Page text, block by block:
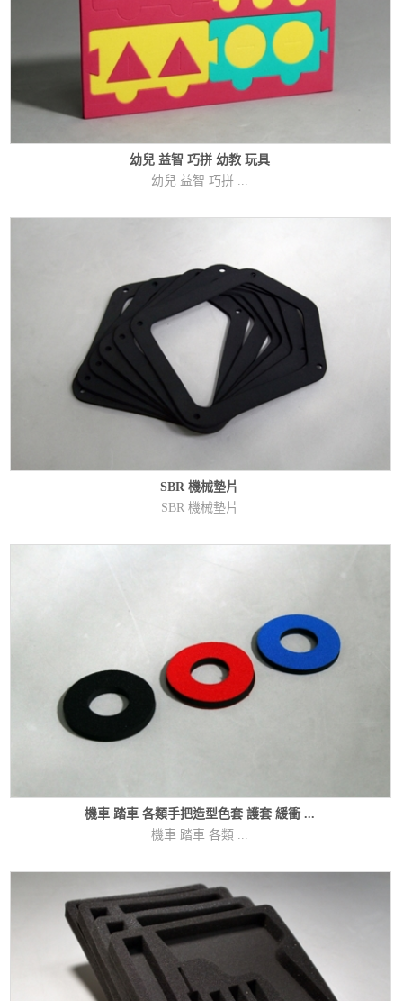
幼兒 益智 巧拼 幼教 玩具
幼兒 益智 巧拼 ...
SBR 機械墊片
SBR 機械墊片
機車 踏車 各類手把造型色套 護套 緩衝 ...
機車 踏車 各類 ...